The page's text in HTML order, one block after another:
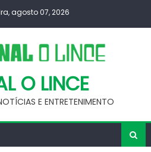
agosto 07, 2026
O LINCE
E ENTRETENIMENTO